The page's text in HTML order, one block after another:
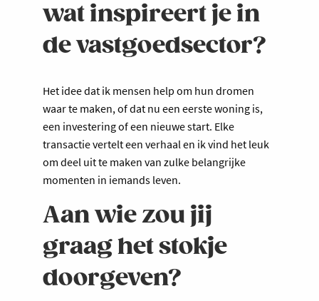
wat inspireert je in
de vastgoedsector?
Het idee dat ik mensen help om hun dromen
waar te maken, of dat nu een eerste woning is,
een investering of een nieuwe start. Elke
transactie vertelt een verhaal en ik vind het leuk
om deel uit te maken van zulke belangrijke
momenten in iemands leven.
Aan wie zou jij
graag het stokje
doorgeven?